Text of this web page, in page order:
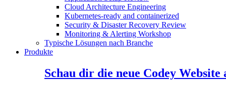
Cloud Architecture Engineering
Kubernetes-ready and containerized
Security & Disaster Recovery Review
Monitoring & Alerting Workshop
Typische Lösungen nach Branche
Produkte
Schau dir die neue Codey Website